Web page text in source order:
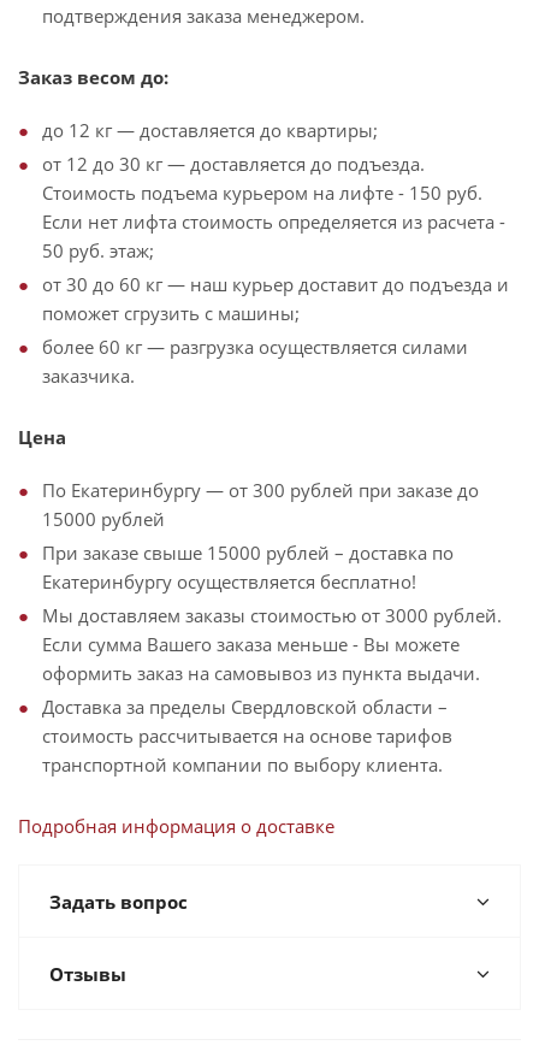
подтверждения заказа менеджером.
Заказ весом до:
до 12 кг — доставляется до квартиры;
от 12 до 30 кг — доставляется до подъезда.
Стоимость подъема курьером на лифте - 150 руб.
Если нет лифта стоимость определяется из расчета -
50 руб. этаж;
от 30 до 60 кг — наш курьер доставит до подъезда и
поможет сгрузить с машины;
более 60 кг — разгрузка осуществляется силами
заказчика.
Цена
По Екатеринбургу — от 300 рублей при заказе до
15000 рублей
При заказе свыше 15000 рублей – доставка по
Екатеринбургу осуществляется бесплатно!
Мы доставляем заказы стоимостью от 3000 рублей.
Если сумма Вашего заказа меньше - Вы можете
оформить заказ на самовывоз из пункта выдачи.
Доставка за пределы Свердловской области –
стоимость рассчитывается на основе тарифов
транспортной компании по выбору клиента.
Подробная информация о доставке
Задать вопрос
Отзывы